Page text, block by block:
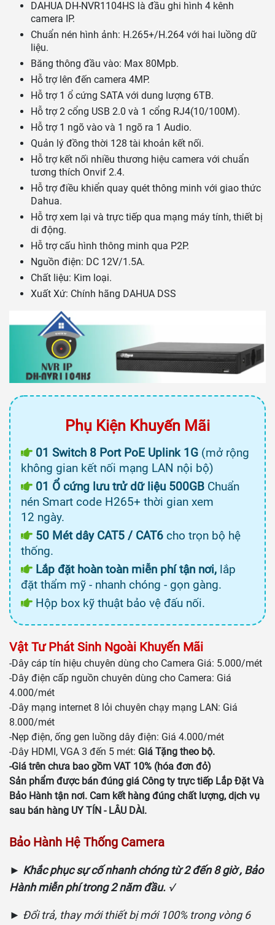
DAHUA DH-NVR1104HS là đầu ghi hình 4 kênh
camera IP.
Chuẩn nén hình ảnh: H.265+/H.264 với hai luồng dữ
liệu.
Băng thông đầu vào: Max 80Mpb.
Hỗ trợ lên đến camera 4MP.
Hỗ trợ 1 ổ cứng SATA với dung lượng 6TB.
Hỗ trợ 2 cổng USB 2.0 và 1 cổng RJ4(10/100M).
Hỗ trợ 1 ngõ vào và 1 ngõ ra 1 Audio.
Quản lý đồng thời 128 tài khoản kết nối.
Hỗ trợ kết nối nhiều thương hiệu camera với chuẩn
tương thích Onvif 2.4.
Hỗ trợ điều khiển quay quét thông minh với giao thức
Dahua.
Hỗ trợ xem lại và trực tiếp qua mạng máy tính, thiết bị
di động.
Hỗ trợ cấu hình thông minh qua P2P.
Nguồn điện: DC 12V/1.5A.
Chất liệu: Kim loại.
Xuất Xứ: Chính hãng DAHUA DSS
Phụ Kiện Khuyến Mãi
01 Switch 8 Port PoE Uplink 1G (mở rộng
không gian kết nối mạng LAN nội bộ)
01 Ổ cứng lưu trử dữ liệu 500GB Chuẩn
nén Smart code H265+ thời gian xem
12 ngày.
50 Mét dây CAT5 / CAT6 cho trọn bộ hệ
thống.
Lắp đặt hoàn toàn miễn phí tận nơi, lắp
đặt thẩm mỹ - nhanh chóng - gọn gàng.
Hộp box kỹ thuật bảo vệ đấu nối.
Vật Tư Phát Sinh Ngoài Khuyến Mãi
-Dây cáp tín hiệu chuyên dùng cho Camera Giá: 5.000/mét
-Dây điện cấp nguồn chuyên dùng cho Camera: Giá
4.000/mét
-Dây mạng internet 8 lỏi chuyên chạy mạng LAN: Giá
8.000/mét
-Nẹp điện, ống gen luồng dây điện: Giá 4.000/mét
-Dây HDMI, VGA 3 đến 5 mét: Giá Tặng theo bộ.
-Giá trên chưa bao gồm VAT 10% (hóa đơn đỏ)
Sản phẩm được bán đúng giá Công ty trực tiếp Lắp Đặt Và
Bảo Hành tận nơi. Cam kết hàng đúng chất lượng, dịch vụ
sau bán hàng UY TÍN - LÂU DÀI.
Bảo Hành Hệ Thống Camera
► Khắc phục sự cố nhanh chóng từ 2 đến 8 giờ , Bảo
Hành miễn phí trong 2 năm đầu. √
► Đổi trả, thay mới thiết bị mới 100% trong vòng 6